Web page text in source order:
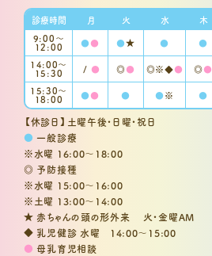
診療時間 月 火 水 木
9:00〜
12:00 ●● ●★ ● ●
14:00～
15:30 / ● ◎● ◎※◆● ◎●
15:30〜
18:00 ●● ● ●※ ●
【休診日】土曜午後・日曜・祝日
● 一般診療
※水曜 16:00～18:00
◎ 予防接種
※水曜 15:00～16:00
※土曜 13:00～14:00
★ 赤ちゃんの頭の形外来 火・金曜AM
◆ 乳児健診 水曜 14:00～15:00
● 母乳育児相談